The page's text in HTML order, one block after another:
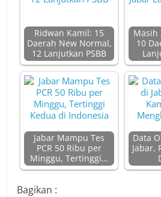
Ridwan Kamil: 15
Daerah New Normal,
12 Lanjutkan PSBB
Masih
10
Jabar Mampu Tes
PCR 50 Ribu per
Minggu, Tertinggi…
Data
Jabar,
Bagikan :